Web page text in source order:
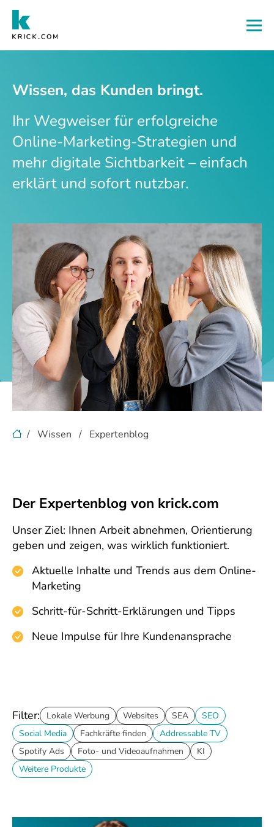
Wissen, das Kunden bringt.
Ihr Wegweiser für erfolgreiche
Online-Marketing-Strategien und
mehr digitale Sichtbarkeit – einfach
erklärt und sofort nutzbar.
Wissen Expertenblog
Der Expertenblog von krick.com
Unser Ziel: Ihnen Arbeit abnehmen, Orientierung
geben und zeigen, was wirklich funktioniert.
Aktuelle Inhalte und Trends aus dem Online-
Marketing
Schritt-für-Schritt-Erklärungen und Tipps
Neue Impulse für Ihre Kundenansprache
Filter: Lokale Werbung Websites SEA
SEO
Social Media
Fachkräfte finden
Addressable TV
Spotify Ads
Foto- und Videoaufnahmen
KI
Weitere Produkte